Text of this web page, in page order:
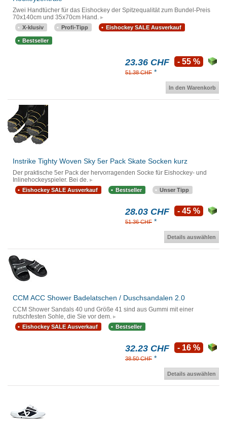
Zwei Handtücher für das Eishockey der Spitzequalität zum Bundel-Preis
70x140cm und 35x70cm Hand.
X-klusiv Profi-Tipp Eishockey SALE Ausverkauf
Bestseller
23.36 CHF
51.38 CHF *
- 55 %
In den Warenkorb
Instrike Tighty Woven Sky 5er Pack Skate Socken kurz
Der praktische 5er Pack der hervorragenden Socke für Eishockey- und
Inlinehockeyspieler. Bei de.
Eishockey SALE Ausverkauf Bestseller Unser Tipp
28.03 CHF
51.36 CHF *
- 45 %
Details auswählen
CCM ACC Shower Badelatschen / Duschsandalen 2.0
CCM Shower Sandals 40 und Größe 41 sind aus Gummi mit einer
rutschfesten Sohle, die Sie vor dem.
Eishockey SALE Ausverkauf Bestseller
32.23 CHF
38.50 CHF *
- 16 %
Details auswählen